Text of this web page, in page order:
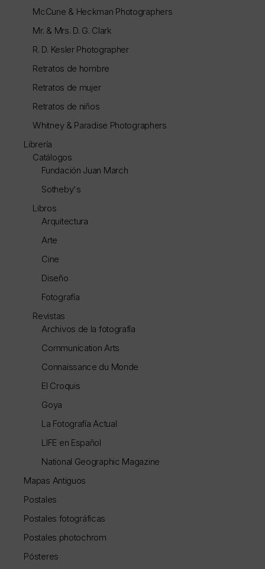
McCune & Heckman Photographers
Mr. & Mrs. D. G. Clark
R. D. Kesler Photographer
Retratos de hombre
Retratos de mujer
Retratos de niños
Whitney & Paradise Photographers
Librería
Catálogos
Fundación Juan March
Sotheby's
Libros
Arquitectura
Arte
Cine
Diseño
Fotografía
Revistas
Archivos de la fotografía
Communication Arts
Connaissance du Monde
El Croquis
Goya
La Fotografía Actual
LIFE en Español
National Geographic Magazine
Mapas Antiguos
Postales
Postales fotográficas
Postales photochrom
Pósteres